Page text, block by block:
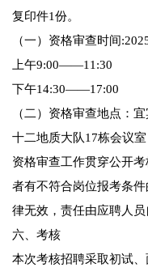
复印件1份。
（一）资格审查时间
上午9:00——11:30
下午14:30——17:00
（二）资格审查地点：
十二地质大队17栋会议室
资格审查工作贯穿公开
者有不符合岗位报考条
律无效，责任由应聘人员
六、考核
本次考核招聘采取初试、